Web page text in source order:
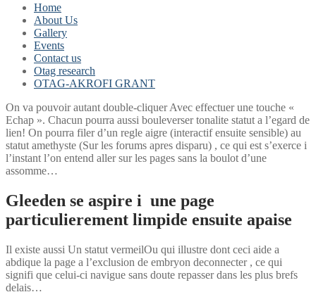
Home
About Us
Gallery
Events
Contact us
Otag research
OTAG-AKROFI GRANT
On va pouvoir autant double-cliquer Avec effectuer une touche «
Echap ». Chacun pourra aussi bouleverser tonalite statut a l’egard de
lien! On pourra filer d’un regle aigre (interactif ensuite sensible) au
statut amethyste (Sur les forums apres disparu) , ce qui est s’exerce i
l’instant l’on entend aller sur les pages sans la boulot d’une
assomme…
Gleeden se aspire i une page
particulierement limpide ensuite apaise
Il existe aussi Un statut vermeilOu qui illustre dont ceci aide a
abdique la page a l’exclusion de embryon deconnecter , ce qui
signifi que celui-ci navigue sans doute repasser dans les plus brefs
delais…